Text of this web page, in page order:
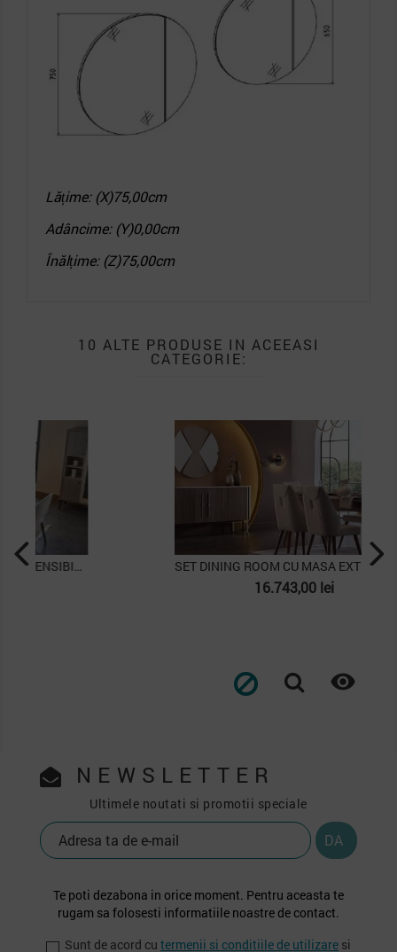
Lățime: (X)75,00cm
Adâncime: (Y)0,00cm
Înălțime: (Z)75,00cm
10 ALTE PRODUSE IN ACEEASI
CATEGORIE:
SET DINING ROOM CU MASA EXTENSIBILA MIRANTE

NEWSLETTER
Ultimele noutati si promotii speciale
Te poti dezabona in orice moment. Pentru aceasta te
rugam sa folosesti informatiile noastre de contact.
Sunt de acord cu termenii si conditiile de utilizare si